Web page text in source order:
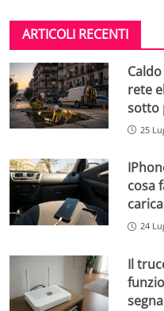
ARTICOLI RECENTI
rete
sotto
25
cosa
24
Il